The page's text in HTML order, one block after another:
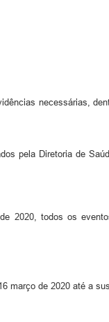
necessárias,
pela Diretoria de
2020, todos os
março de 2020 até a